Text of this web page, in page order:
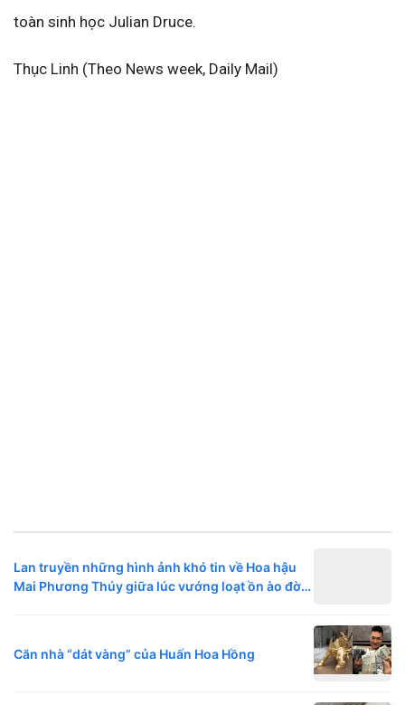
toàn sinh học Julian Druce.
Thục Linh (Theo News week, Daily Mail)
Lan truyền những hình ảnh khó tin về Hoa hậu
Mai Phương Thúy giữa lúc vướng loạt ồn ào đời
Căn nhà “dát vàng” của Huấn Hoa Hồng